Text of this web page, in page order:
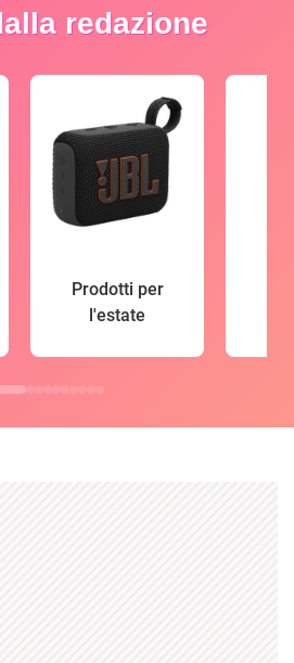
redazione
Prodotti per
l'estate